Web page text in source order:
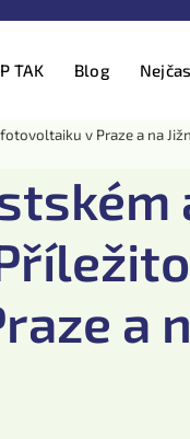
TAK Blog
v Praze a na
a